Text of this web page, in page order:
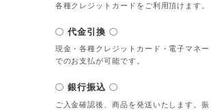
各種クレジットカードをご利用頂けます。
代金引換
現金・各種クレジットカード・電子マネー
でのお支払が可能です。
銀行振込
ご入金確認後、商品を発送いたします。振